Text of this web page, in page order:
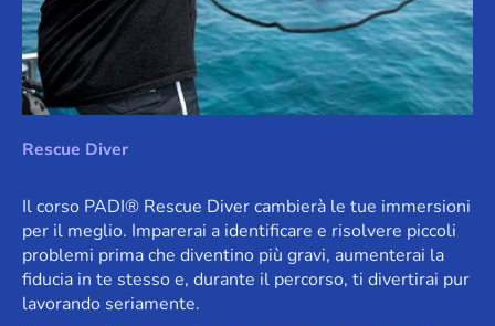
Rescue Diver
Il corso PADI® Rescue Diver cambierà le tue immersioni
per il meglio. Imparerai a identificare e risolvere piccoli
problemi prima che diventino più gravi, aumenterai la
fiducia in te stesso e, durante il percorso, ti divertirai pur
lavorando seriamente.